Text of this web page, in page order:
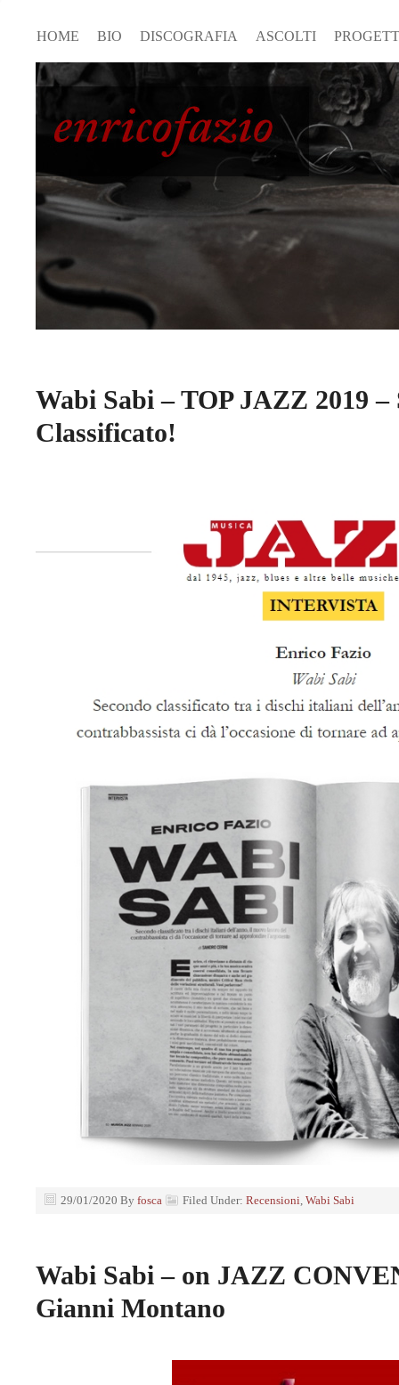
HOME BIO DISCOGRAFIA ASCOLTI
Wabi Sabi – TOP JAZZ 2019 –
Classificato!
29/01/2020 By fosca Filed Under: Recensioni Wabi Sabi
Wabi Sabi – on JAZZ
Gianni Montano